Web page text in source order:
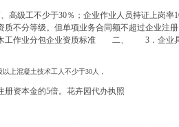
级工不少于30％；企业作业人员持证上岗率
不分等级。但单项业务合同额不超过企业
木工作业分包企业资质标准 二、 3．企业
混凝土技术工人不少于30人，
册资本金的5倍。花卉园代办执照